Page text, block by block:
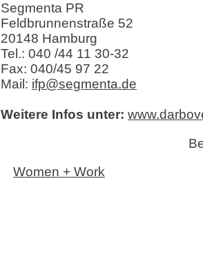
Segmenta PR
Feldbrunnenstraße 52
20148 Hamburg
Tel.: 040 /44 11 30-32
Fax: 040/45 97 22
Mail: ifp@segmenta.de
Weitere Infos unter:
Women + Work